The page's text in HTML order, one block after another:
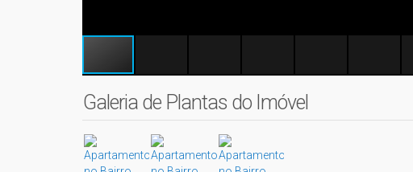
Galeria de Plantas do Imóvel